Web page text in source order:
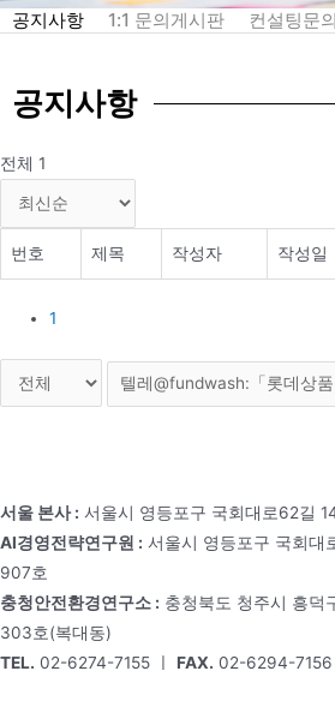
공지사항 1:1 문의게시판 컨설팅문
공지사항
전체 1
번호 제목 작성자 작성일
1
서울 본사 : 서울시 영등포구 국회대로62길
AI경영전략연구원 : 서울시 영등포구 국회대
907호
충청안전환경연구소 : 충청북도 청주시 흥덕
303호(복대동)
TEL. 02-6274-7155 ㅣ FAX. 02-6294-7156